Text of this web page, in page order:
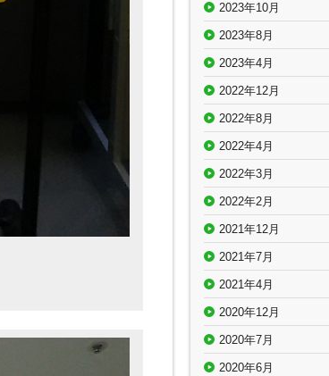
2023年10月
2023年8月
2023年4月
2022年12月
2022年8月
2022年4月
2022年3月
2022年2月
2021年12月
2021年7月
2021年4月
2020年12月
2020年7月
2020年6月